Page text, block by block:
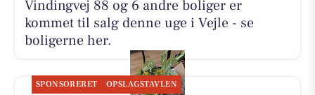
Vindingvej 88 og 6 andre boliger er
kommet til salg denne uge i Vejle - se
boligerne her.
SPONSORERET OPSLAGSTAVLEN